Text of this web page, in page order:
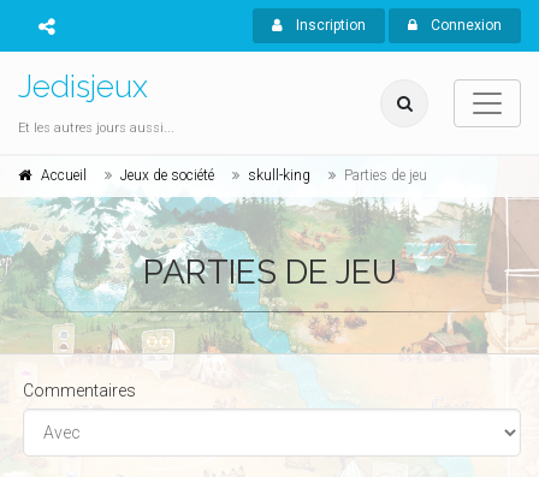
Inscription Connexion
Jedisjeux
Et les autres jours aussi...
Accueil Jeux de société skull-king Parties de jeu
PARTIES DE JEU
Commentaires